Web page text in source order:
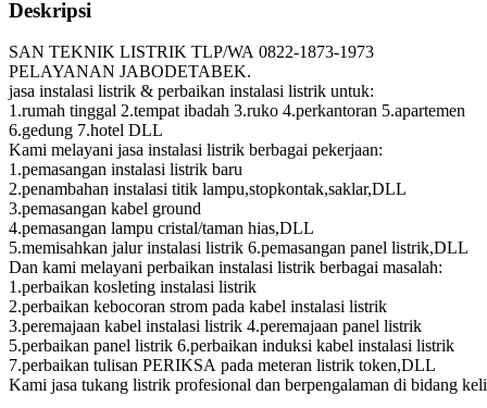
Deskripsi
SAN TEKNIK LISTRIK TLP/WA 0822-1873-1973
PELAYANAN JABODETABEK.
jasa instalasi listrik & perbaikan instalasi listrik untuk:
1.rumah tinggal 2.tempat ibadah 3.ruko 4.perkantoran 5.apartemen
6.gedung 7.hotel DLL
Kami melayani jasa instalasi listrik berbagai pekerjaan:
1.pemasangan instalasi listrik baru
2.penambahan instalasi titik lampu,stopkontak,saklar,DLL
3.pemasangan kabel ground
4.pemasangan lampu cristal/taman hias,DLL
5.memisahkan jalur instalasi listrik 6.pemasangan panel listrik,DLL
Dan kami melayani perbaikan instalasi listrik berbagai masalah:
1.perbaikan kosleting instalasi listrik
2.perbaikan kebocoran strom pada kabel instalasi listrik
3.peremajaan kabel instalasi listrik 4.peremajaan panel listrik
5.perbaikan panel listrik 6.perbaikan induksi kabel instalasi listrik
7.perbaikan tulisan PERIKSA pada meteran listrik token,DLL
Kami jasa tukang listrik profesional dan berpengalaman di bidang